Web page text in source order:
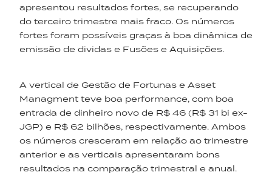
apresentou resultados fortes, se recuperando
do terceiro trimestre mais fraco. Os números
fortes foram possíveis graças à boa dinâmica de
emissão de dividas e Fusões e Aquisições.
A vertical de Gestão de Fortunas e Asset
Managment teve boa performance, com boa
entrada de dinheiro novo de R$ 46 (R$ 31 bi ex-
JGP) e R$ 62 bilhões, respectivamente. Ambos
os números cresceram em relação ao trimestre
anterior e as verticais apresentaram bons
resultados na comparação trimestral e anual.